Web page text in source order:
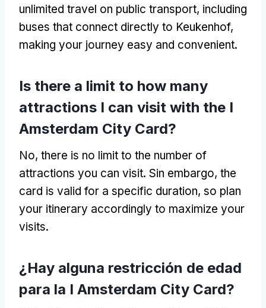
unlimited travel on public transport, including
buses that connect directly to Keukenhof,
making your journey easy and convenient.
Is there a limit to how many
attractions I can visit with the I
Amsterdam City Card?
No, there is no limit to the number of
attractions you can visit. Sin embargo, the
card is valid for a specific duration, so plan
your itinerary accordingly to maximize your
visits.
¿Hay alguna restricción de edad
para la I Amsterdam City Card?